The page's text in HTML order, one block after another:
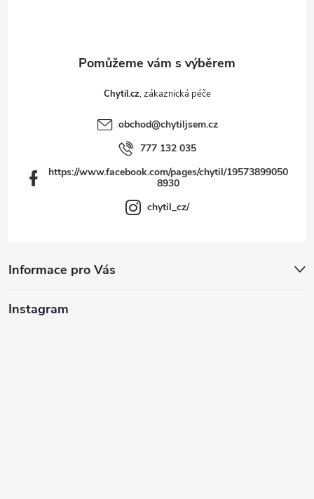
Chytil.cz
obchod@chytiljsem.cz
777 132 035
https://www.facebook.com/pages/chytil/19573899050
8930
chytil_cz/
Informace pro Vás
Instagram